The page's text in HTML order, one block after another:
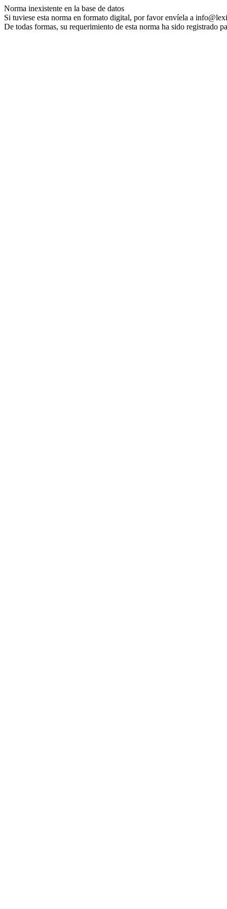
Norma inexistente en la base de datos
Si tuviese esta norma en formato digital, por favor envíela a
De todas formas, su requerimiento de esta norma ha sido registrado